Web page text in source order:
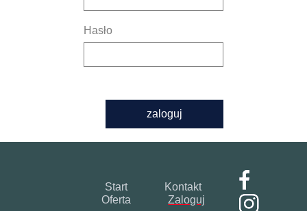
Hasło
zaloguj
Start
Kontakt
Oferta
Zaloguj